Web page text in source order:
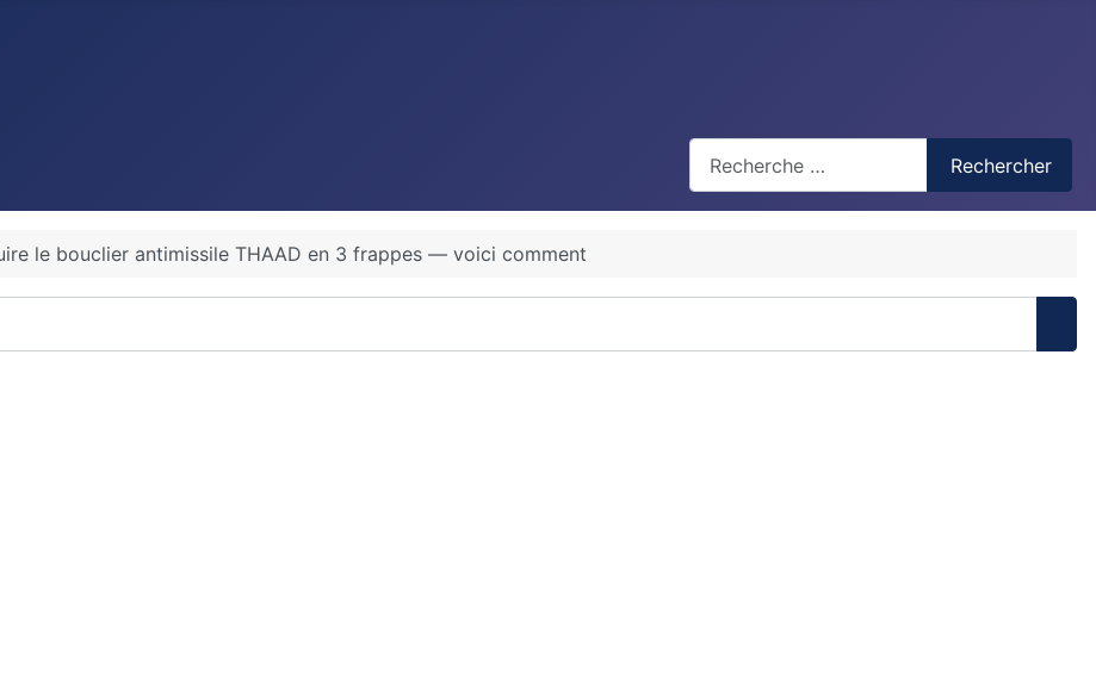
Rechercher
le bouclier antimissile THAAD en 3 frappes — voici comment